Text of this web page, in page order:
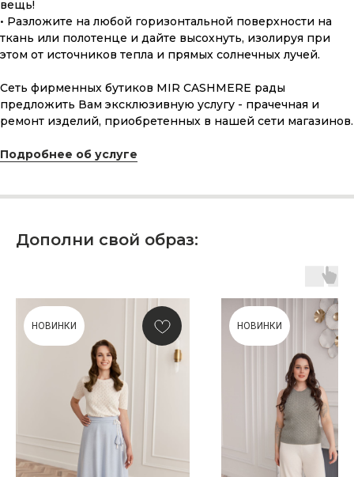
вещь!
• Разложите на любой горизонтальной поверхности на
ткань или полотенце и дайте высохнуть, изолируя при
этом от источников тепла и прямых солнечных лучей.
Сеть фирменных бутиков MIR CASHMERE рады
предложить Вам эксклюзивную услугу - прачечная и
ремонт изделий, приобретенных в нашей сети магазинов.
Подробнее об услуге
Дополни свой образ:
НОВИНКИ НОВИНКИ
Что может быть лучше подарка,
КУПИТЬ КАРТУ
Скидка 10% за подписку
на Телеграм канал
Новинки, акции, подарки
и модный журнал — всё это
в нашем телеграмм канале: